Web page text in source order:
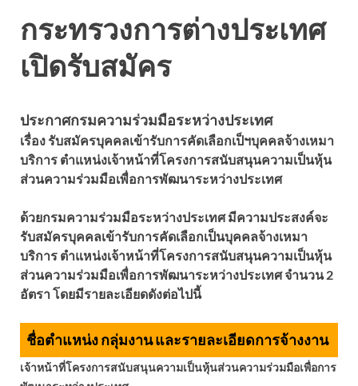
กระทรวงการต่างประเทศ
เปิดรับสมัคร
ประกาศกรมความร่วมมือระหว่างประเทศ
เรื่อง รับสมัครบุคคลเข้ารับการคัดเลือกเป็ฯบุคคลจ้างเหมา
บริการ ตำแหน่งเจ้าหน้าที่โครงการสนับสนุนความเป็นหุ้น
ส่วนความร่วมมือเพื่อการพัฒนาระหว่างประเทศ
ด้วยกรมความร่วมมือระหว่างประเทศ มีความประสงค์จะ
รับสมัครบุคคลเข้ารับการคัดเลือกเป็นบุคคลจ้างเหมา
บริการ ตำแหน่งเจ้าหน้าที่โครงการสนับสนุนความเป็นหุ้น
ส่วนความร่วมมือเพื่อการพัฒนาระหว่างประเทศ จำนวน 2
อัตรา โดยมีรายละเอียดดังต่อไปนี้
ชื่อตำแหน่ง กลุ่มงาน และรายละเอียดการจ้างงาน
เจ้าหน้าที่โครงการสนับสนุนความเป็นหุ้นส่วนความร่วมมือเพื่อการ